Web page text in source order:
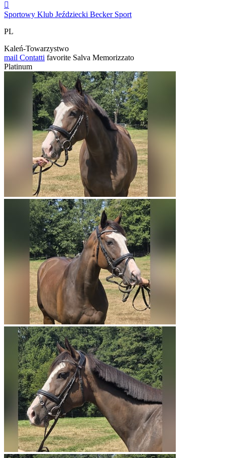

Sportowy Klub Jeździecki Becker Sport
PL
Kaleń-Towarzystwo
mail Contatti favorite Salva Memorizzato
Platinum